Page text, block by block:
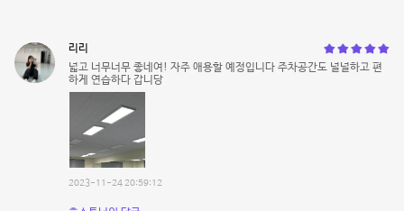
리리
넓고 너무너무 좋네여! 자주 애용할 예정입니다 주차공간도 널널하고 편
하게 연습하다 갑니당
2023-11-24 20:59:12